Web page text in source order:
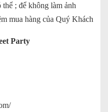
; để không làm ảnh
mua hàng của Quý Khách
Party